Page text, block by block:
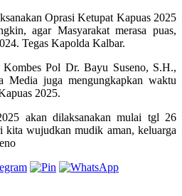
Oprasi Ketupat Kapuas 2025
agar Masyarakat merasa puas,
Tegas Kapolda Kalbar.
Pol Dr. Bayu Suseno, S.H.,
juga mengungkapkan waktu
2025.
akan dilaksanakan mulai tgl 26
wujudkan mudik aman, keluarga